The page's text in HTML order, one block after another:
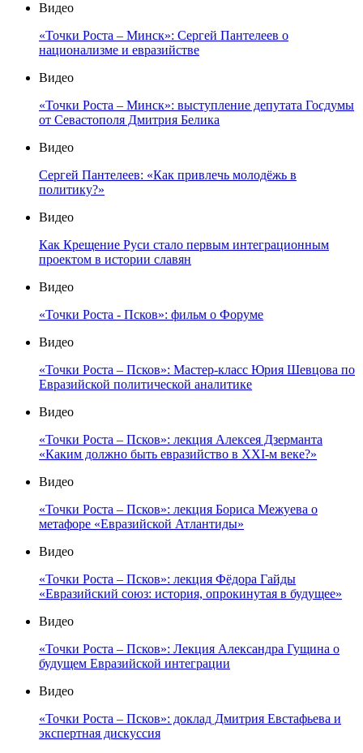
Видео
«Точки Роста – Минск»: Сергей Пантелеев о
национализме и евразийстве
Видео
«Точки Роста – Минск»: выступление депутата Госдумы
от Севастополя Дмитрия Белика
Видео
Сергей Пантелеев: «Как привлечь молодёжь в
политику?»
Видео
Как Крещение Руси стало первым интеграционным
проектом в истории славян
Видео
«Точки Роста - Псков»: фильм о Форуме
Видео
«Точки Роста – Псков»: Мастер-класс Юрия Шевцова по
Евразийской политической аналитике
Видео
«Точки Роста – Псков»: лекция Алексея Дзерманта
«Каким должно быть евразийство в XXI-м веке?»
Видео
«Точки Роста – Псков»: лекция Бориса Межуева о
метафоре «Евразийской Атлантиды»
Видео
«Точки Роста – Псков»: лекция Фёдора Гайды
«Евразийский союз: история, опрокинутая в будущее»
Видео
«Точки Роста – Псков»: Лекция Александра Гущина о
будущем Евразийской интеграции
Видео
«Точки Роста – Псков»: доклад Дмитрия Евстафьева и
экспертная дискуссия